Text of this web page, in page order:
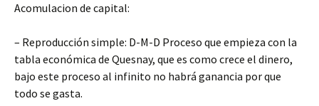
Acomulacion de capital:
– Reproducción simple: D-M-D Proceso que empieza con la
tabla económica de Quesnay, que es como crece el dinero,
bajo este proceso al infinito no habrá ganancia por que
todo se gasta.